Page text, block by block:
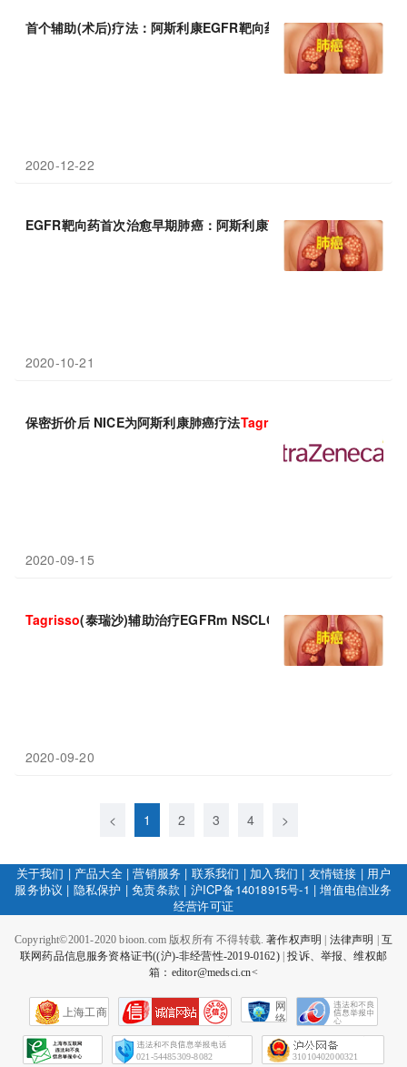
首个辅助(术后)疗法：阿斯利康EGFR靶向药 Tagrisso(泰瑞沙)获
2020-12-22
EGFR靶向药首次治愈早期肺癌：阿斯利康Tagrisso(泰瑞沙)获美
2020-10-21
保密折价后 NICE为阿斯利康肺癌疗法Tagrisso
2020-09-15
Tagrisso(泰瑞沙)辅助治疗EGFRm NSCLC：将中枢神经系统复
2020-09-20
< 1 2 3 4 >
关于我们 | 产品大全|营销服务 | 联系我们 | 加入我们 | 友情链接 | 用户
服务协议 | 隐私保护 |免责条款 | 沪ICP备14018915号-1 |增值电信业务
经营许可证
Copyright©2001-2020 bioon.com 版权所有 不得转载.著作权声明 法律声明
互
联网药品信息服务资格证书((沪)-非经营性-2019-0162)|投诉、举报、维权邮
箱：editor@medsci.cn<
上海工商
网
络
会
征
021-54485309-8082 31010402000321